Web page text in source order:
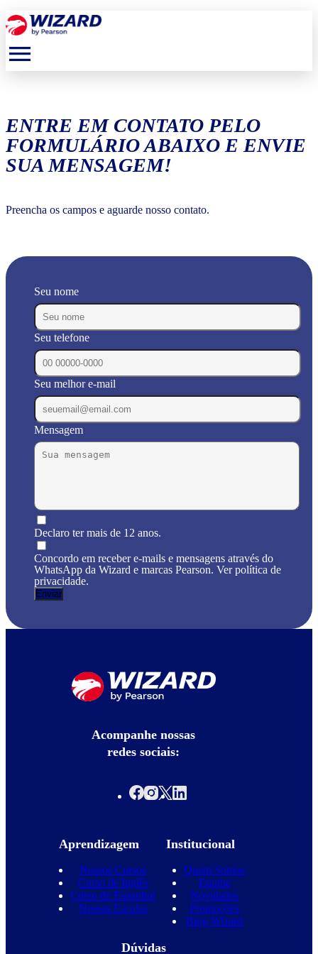
menu
ENTRE EM CONTATO PELO
FORMULÁRIO ABAIXO E ENVIE
SUA MENSAGEM!
Preencha os campos e aguarde nosso contato.
Seu nome
Seu telefone
Seu melhor e-mail
Mensagem
Declaro ter mais de 12 anos.
Concordo em receber e-mails e mensagens através do
WhatsApp da Wizard e marcas Pearson. Ver política de
privacidade.
Acompanhe nossas
redes sociais:
Aprendizagem
Nossos Cursos
Curso de Inglês
Curso de Espanhol
Nossas Escolas
Institucional
Quem Somos
Equipe
Novidades
Promoções
Blog Wizard
Dúvidas